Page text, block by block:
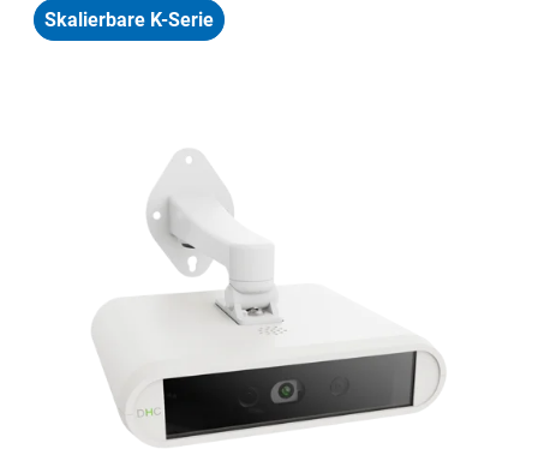
Skalierbare K-Serie